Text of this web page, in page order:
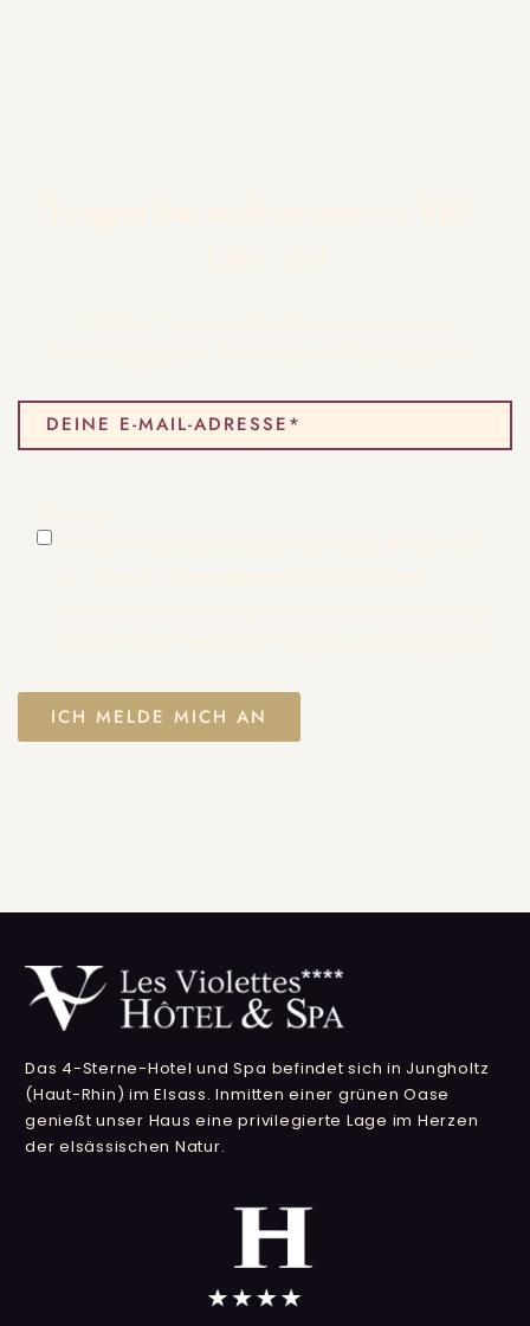
Das 4-Sterne-Hotel und Spa befindet sich in Jungholtz
(Haut-Rhin) im Elsass. Inmitten einer grünen Oase
genießt unser Haus eine privilegierte Lage im Herzen
der elsässischen Natur.